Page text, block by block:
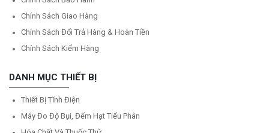
Chính Sách Giao Hàng
Chính Sách Đổi Trả Hàng & Hoàn Tiền
Chính Sách Kiểm Hàng
DANH MỤC THIẾT BỊ
Thiết Bị Tĩnh Điện
Máy Đo Độ Bụi, Đếm Hạt Tiểu Phân